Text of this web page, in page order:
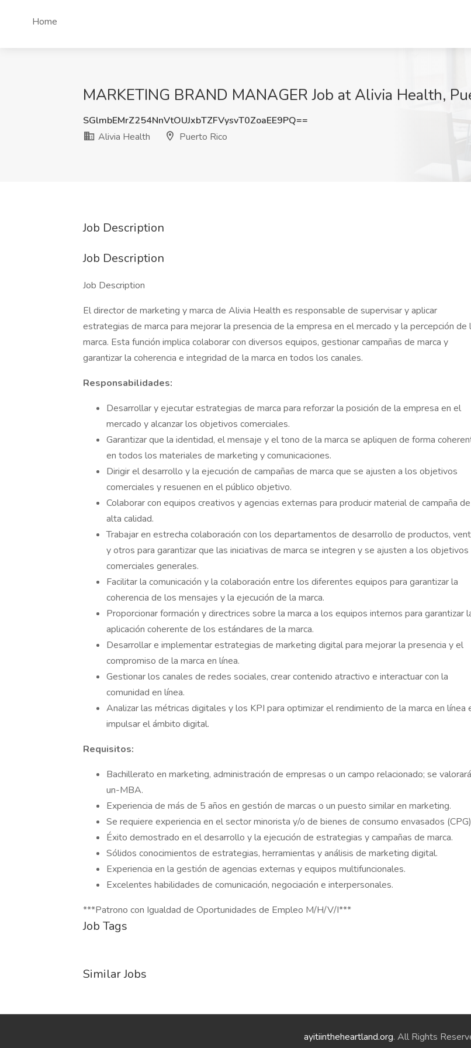
Home
MARKETING BRAND MANAGER Job at Alivia Health,
SGlmbEMrZ254NnVtOUJxbTZFVysvT0ZoaEE9PQ==
Alivia Health
Puerto Rico
Job Description
Job Description
Job Description
El director de marketing y marca de Alivia Health es responsable de supervisar y aplicar
estrategias de marca para mejorar la presencia de la empresa en el mercado y la percepción de
marca. Esta función implica colaborar con diversos equipos, gestionar campañas de marca y
garantizar la coherencia e integridad de la marca en todos los canales.
Responsabilidades:
Desarrollar y ejecutar estrategias de marca para reforzar la posición de la empresa en el
mercado y alcanzar los objetivos comerciales.
Garantizar que la identidad, el mensaje y el tono de la marca se apliquen de forma
en todos los materiales de marketing y comunicaciones.
Dirigir el desarrollo y la ejecución de campañas de marca que se ajusten a los objetivos
comerciales y resuenen en el público objetivo.
Colaborar con equipos creativos y agencias externas para producir material de campaña de
alta calidad.
Trabajar en estrecha colaboración con los departamentos de desarrollo de productos,
y otros para garantizar que las iniciativas de marca se integren y se ajusten a los objetivos
comerciales generales.
Facilitar la comunicación y la colaboración entre los diferentes equipos para garantizar la
coherencia de los mensajes y la ejecución de la marca.
Proporcionar formación y directrices sobre la marca a los equipos internos para garantizar
aplicación coherente de los estándares de la marca.
Desarrollar e implementar estrategias de marketing digital para mejorar la presencia y el
compromiso de la marca en línea.
Gestionar los canales de redes sociales, crear contenido atractivo e interactuar con la
comunidad en línea.
Analizar las métricas digitales y los KPI para optimizar el rendimiento de la marca en línea
impulsar el ámbito digital.
Requisitos:
Bachillerato en marketing, administración de empresas o un campo relacionado; se valorará
un-MBA.
Experiencia de más de 5 años en gestión de marcas o un puesto similar en marketing.
Se requiere experiencia en el sector minorista y/o de bienes de consumo envasados
Éxito demostrado en el desarrollo y la ejecución de estrategias y campañas de marca.
Sólidos conocimientos de estrategias, herramientas y análisis de marketing digital.
Experiencia en la gestión de agencias externas y equipos multifuncionales.
Excelentes habilidades de comunicación, negociación e interpersonales.
***Patrono con Igualdad de Oportunidades de Empleo M/H/V/I***
Job Tags
Similar Jobs
ayitiintheheartland.org. All Rights